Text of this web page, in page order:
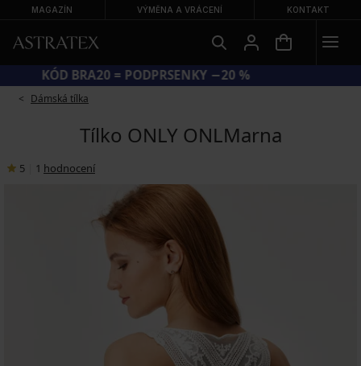
MAGAZÍN VÝMĚNA A VRÁCENÍ KONTAKT
KÓD BRA20 = PODPRSENKY −20 %
Dámská tílka
Tílko ONLY ONLMarna
5 1 hodnocení